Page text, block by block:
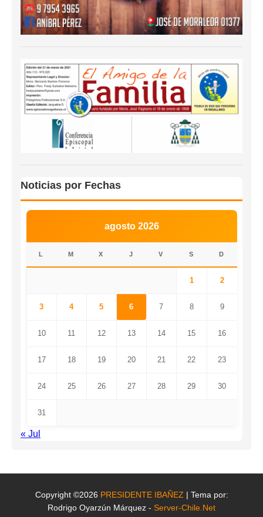
Noticias por Fechas
agosto 2026
L M X J V S D
1 2
3 4 5 6 7 8 9
10 11 12 13 14 15 16
17 18 19 20 21 22 23
24 25 26 27 28 29 30
31
« Jul
Copyright ©2026 PRESIDENTE IBAÑEZ | Tema por:
Rodrigo Oyarzún Márquez - Server-Chile.Net